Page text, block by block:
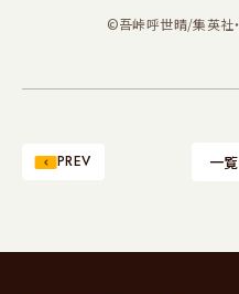
©吾峠呼世晴/集英社
PREV 一